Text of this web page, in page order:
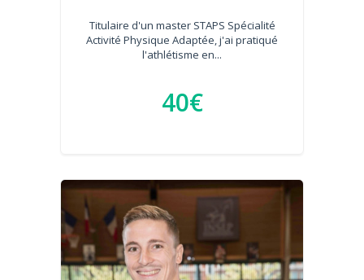
Titulaire d'un master STAPS Spécialité
Activité Physique Adaptée, j'ai pratiqué
l'athlétisme en...
40€